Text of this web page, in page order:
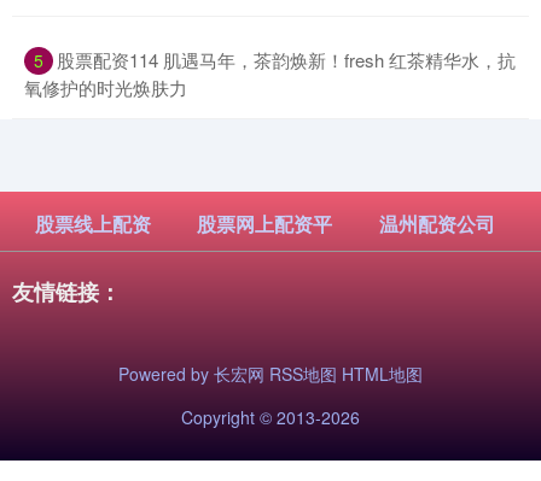
5 ​股票配资114 肌遇马年，茶韵焕新！fresh 红茶精华水，抗
氧修护的时光焕肤力
股票线上配资 股票网上配资平 温州配资公司
友情链接：
Powered by 长宏网 RSS地图 HTML地图
Copyright © 2013-2026